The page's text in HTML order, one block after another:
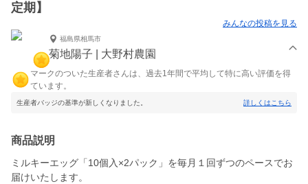
定期】
みんなの投稿を見る
福島県相馬市
菊地陽子 | 大野村農園
マークのついた生産者さんは、過去1年間で平均して特に高い評価を得
ています。
生産者バッジの基準が新しくなりました。 詳しくはこちら
商品説明
ミルキーエッグ「10個入×2パック」を毎月１回ずつのペースでお
届けいたします。